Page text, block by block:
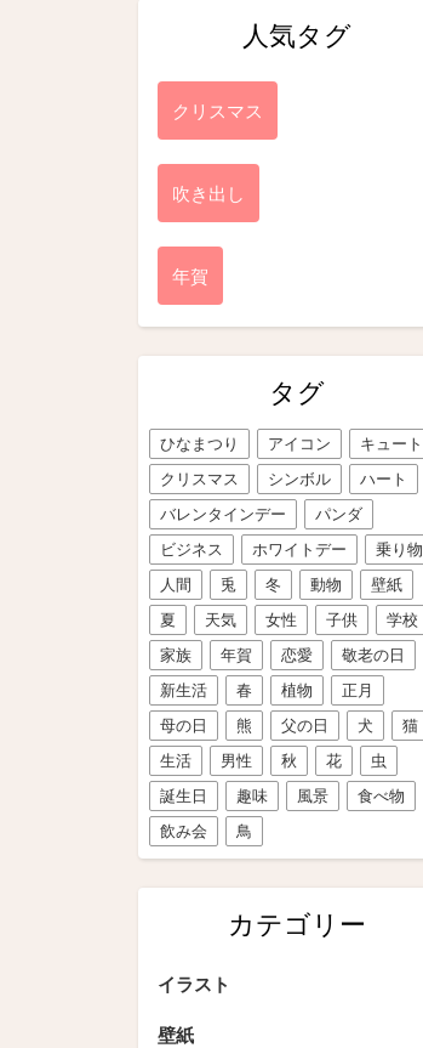
人気タグ
クリスマス
吹き出し
年賀
タグ
ひなまつり アイコン
キュート
クリスマス
シンボル
ハート
バレンタインデー
パンダ
ビジネス
ホワイトデー
乗り物
人間
兎 冬 動物
壁紙
夏
天気 女性 子供
学校
家族
年賀 恋愛
敬老の日
新生活
春 植物
正月
母の日
熊 父の日 犬
猫
生活
男性 秋 花
虫
誕生日
趣味 風景
食べ物
飲み会
鳥
カテゴリー
イラスト
壁紙